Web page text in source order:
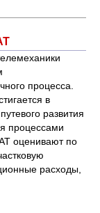
процесса.
в
развития
процессами
оценивают по
расходы,